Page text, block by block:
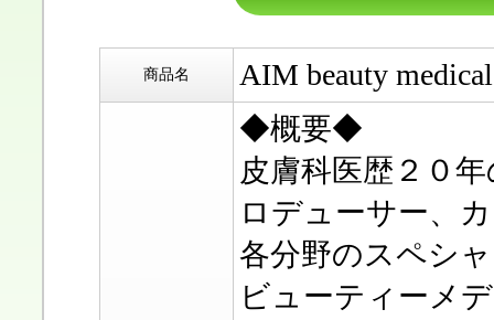
商品名 AIM beauty
◆概要◆
皮膚科医歴２０
ロデューサー、
各分野のスペシ
ビューティーメ